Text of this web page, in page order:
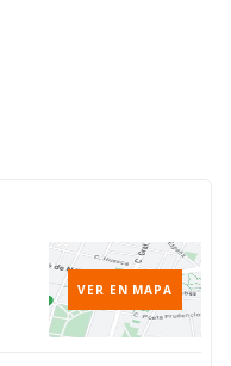
VER EN MAPA